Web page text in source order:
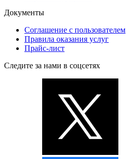
Документы
Соглашение с пользователем
Правила оказания услуг
Прайс-лист
Следите за нами в соцсетях